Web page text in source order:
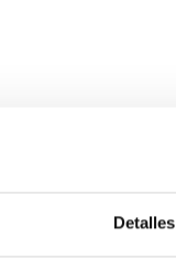
Detalles